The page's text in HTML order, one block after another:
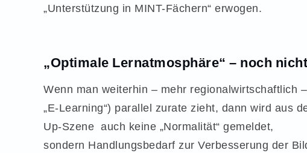
„Unterstützung in MINT-Fächern“ erwogen.
„Optimale Lernatmosphäre“ – noch
Wenn man weiterhin – mehr regionalwirtschaftlich
„E-Learning“) parallel zurate zieht, dann wird aus
Up-Szene auch keine „Normalität“ gemeldet,
sondern Handlungsbedarf zur Verbesserung der